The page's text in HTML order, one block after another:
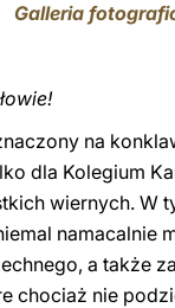
Galleria
na
dla Kolegium
wiernych. W
namacalnie
a także
chociaż nie